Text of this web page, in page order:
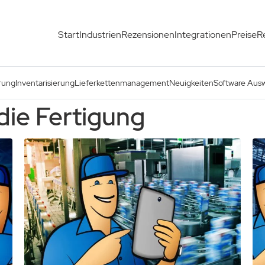
StartIndustrienRezensionenIntegrationenPreise
InventarisierungLieferkettenmanagementNeuigkeitenSoftware
Fertigung